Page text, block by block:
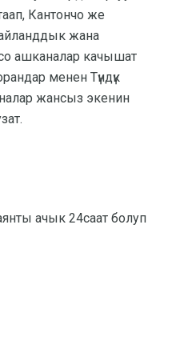
Кантончо же
жана
ашканалар качышат
менен Түндүк
жансыз экенин
ачык 24саат болуп